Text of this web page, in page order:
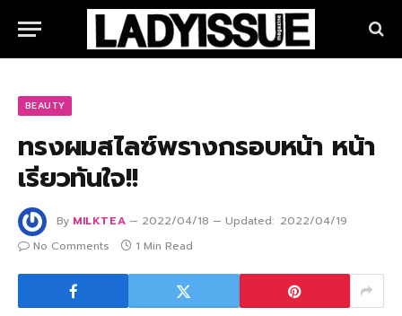
BEAUTY
ทรงผมสไลซ์พรางกรอบหน้า หน้า
เรียวทันใจ!!
By MILKTEA 2022/04/18 Updated: 2022/04/19
No Comments
1 Min Read